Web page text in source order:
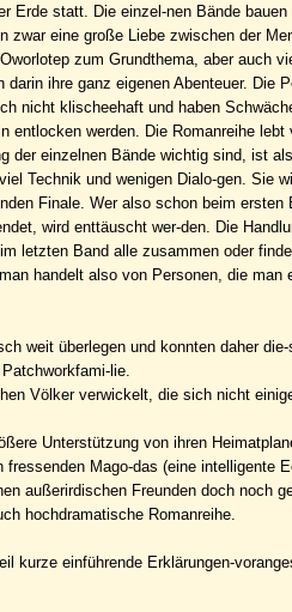
Erde statt. Die einzel-nen Bände
zwar eine große Liebe zwischen der
zum Grundthema, aber auch
darin ihre ganz eigenen Abenteuer. Die
nicht klischeehaft und haben
entlocken werden. Die Romanreihe
der einzelnen Bände wichtig sind, ist
Technik und wenigen Dialo-gen. Sie
Finale. Wer also schon beim ersten
wird enttäuscht wer-den. Die
letzten Band alle zusammen oder
handelt also von Personen, die man
weit überlegen und konnten daher
lie.
Völker verwickelt, die sich nicht
Unterstützung von ihren
Mago-das (eine intelligente
außerirdischen Freunden doch noch
hochdramatische Romanreihe.
kurze einführende Erklärungen-